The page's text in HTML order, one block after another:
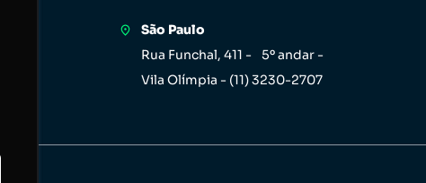
São Paulo
Rua Funchal, 411 - 5º andar -
Vila Olímpia - (11) 3230-2707